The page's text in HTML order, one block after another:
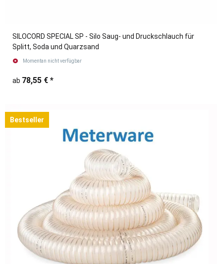
SILOCORD SPECIAL SP - Silo Saug- und Druckschlauch für
Splitt, Soda und Quarzsand
Momentan nicht verfügbar
ab 78,55 € *
Bestseller